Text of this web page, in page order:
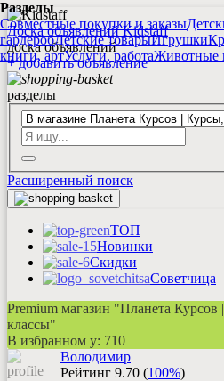
Разделы
Совместные покупки и заказы
гардеробДетские товарыИгрушки
книги, артУслуги, работаЖивотные
Доска объявлений Kidstaff
доска объявлений
+добавитьобъявление
разделы
Расширенный поиск
ТОП
Новинки
Скидки
Советчица
Premium магазин "Планета
классы"
В избранном у: 710
Вoлoдимир
Рейтинг 9.70 (100%)